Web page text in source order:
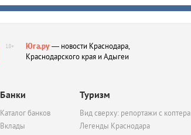
18+ Юга.ру— новости Краснодара,
Краснодарского края и Адыгеи
Банки
Каталог банков
Вклады
Туризм
Вид сверху: репортажи с коптера
Легенды Краснодара